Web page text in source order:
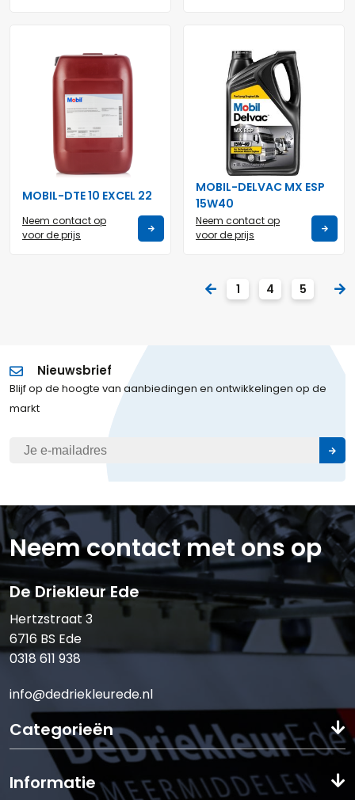
MOBIL-DTE 10 EXCEL 22
Neem contact op
voor de prijs
MOBIL-DELVAC MX ESP
15W40
Neem contact op
voor de prijs
1 4 5
Nieuwsbrief
Blijf op de hoogte van aanbiedingen en ontwikkelingen op de
markt
Neem contact met ons op
De Driekleur Ede
Hertzstraat 3
6716 BS Ede
0318 611 938
info@dedriekleurede.nl
Categorieën
Informatie